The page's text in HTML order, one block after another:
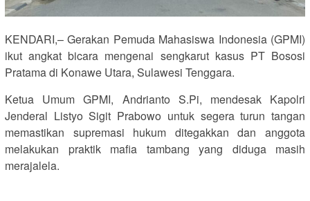
KENDARI,– Gerakan Pemuda Mahasiswa Indonesia (GPMI)
ikut angkat bicara mengenai sengkarut kasus PT Bososi
Pratama di Konawe Utara, Sulawesi Tenggara.
Ketua Umum GPMI, Andrianto S.Pi, mendesak Kapolri
Jenderal Listyo Sigit Prabowo untuk segera turun tangan
memastikan supremasi hukum ditegakkan dan anggota
melakukan praktik mafia tambang yang diduga masih
merajalela.